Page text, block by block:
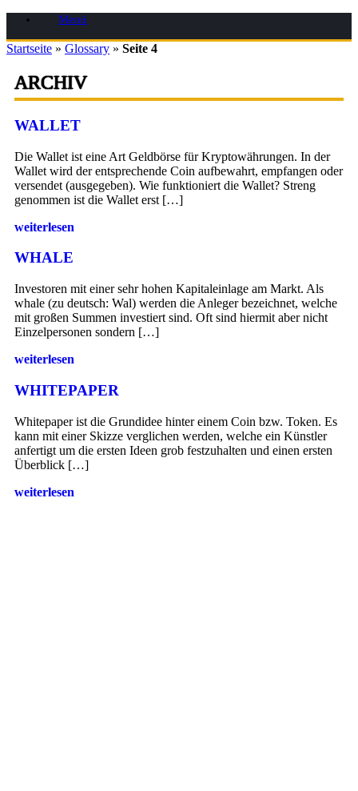
Zum
springen
Menü
Startseite » Glossary » Seite 4
ARCHIV
WALLET
Die Wallet ist eine Art Geldbörse für Kryptowährungen. In der
Wallet wird der entsprechende Coin aufbewahrt, empfangen oder
versendet (ausgegeben). Wie funktioniert die Wallet? Streng
genommen ist die Wallet erst […]
weiterlesen
WHALE
Investoren mit einer sehr hohen Kapitaleinlage am Markt. Als
whale (zu deutsch: Wal) werden die Anleger bezeichnet, welche
mit großen Summen investiert sind. Oft sind hiermit aber nicht
Einzelpersonen sondern […]
weiterlesen
WHITEPAPER
Whitepaper ist die Grundidee hinter einem Coin bzw. Token. Es
kann mit einer Skizze verglichen werden, welche ein Künstler
anfertigt um die ersten Ideen grob festzuhalten und einen ersten
Überblick […]
weiterlesen